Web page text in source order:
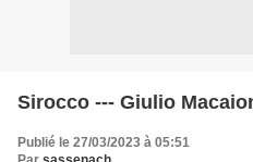
Sirocco --- Giulio
Publié le 27/03/2023 à 05:51